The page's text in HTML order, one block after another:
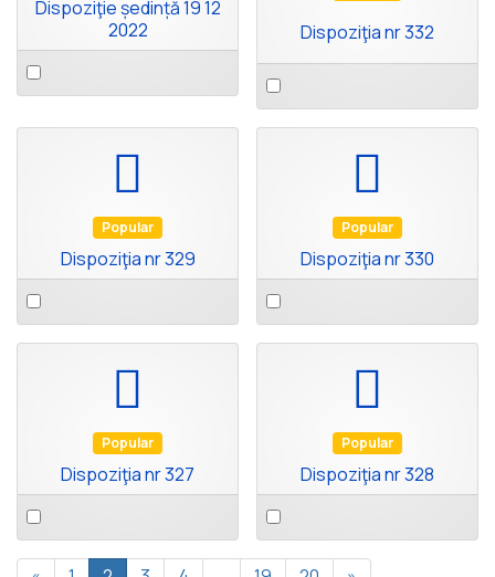
Dispoziţie ședință 19 12
2022
Select
an
Dispoziţia nr 332
Select
an
item
Popular
Dispoziţia nr 329
Select
an
item
Popular
Dispoziţia nr 330
Select
an
item
Popular
Dispoziţia nr 327
Select
an
item
Popular
Dispoziţia nr 328
Select
an
item